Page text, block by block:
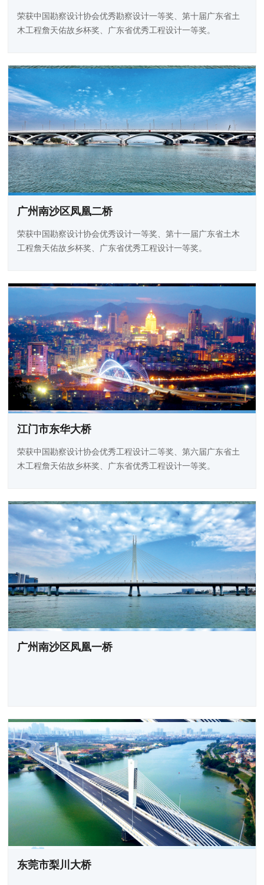
荣获中国勘察设计协会优秀勘察设计一等奖、第十届广东省土
木工程詹天佑故乡杯奖、广东省优秀工程设计一等奖。
广州南沙区凤凰二桥
荣获中国勘察设计协会优秀设计一等奖、第十一届广东省土木
工程詹天佑故乡杯奖、广东省优秀工程设计一等奖。
江门市东华大桥
荣获中国勘察设计协会优秀工程设计二等奖、第六届广东省土
木工程詹天佑故乡杯奖、广东省优秀工程设计一等奖。
广州南沙区凤凰一桥
东莞市梨川大桥